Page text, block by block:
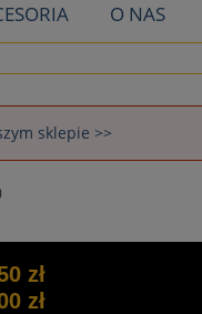
O NAS
sklepie >>
zł
zł